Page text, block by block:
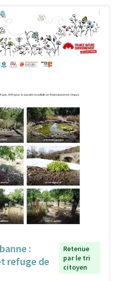
:
refuge de
Retenue
par le tri
citoyen